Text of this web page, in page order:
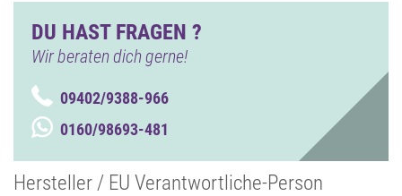
DU HAST FRAGEN ?
Wir beraten dich gerne!
09402/9388-966
0160/98693-481
Hersteller / EU Verantwortliche-Person